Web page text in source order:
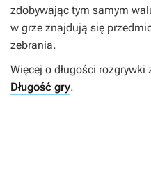
zdobywając tym samym
w grze znajdują się
zebrania.
Więcej o długości
Długość gry.